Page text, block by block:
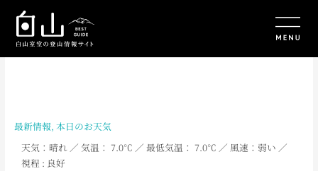
最新情報, 本日のお天気
天気：晴れ ／ 気温： 7.0℃ ／ 最低気温： 7.0℃ ／ 風速：弱い ／
視程 : 良好